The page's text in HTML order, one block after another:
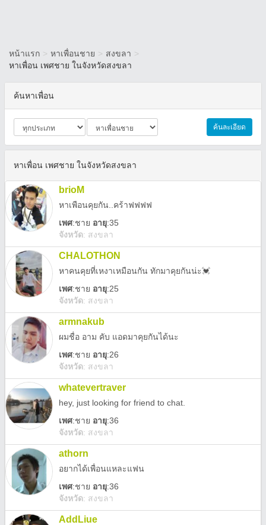
หน้าแรก > หาเพื่อนชาย > สงขลา >
หาเพื่อน เพศชาย ในจังหวัดสงขลา
ค้นหาเพื่อน
ค้นละเอียด
หาเพื่อน เพศชาย ในจังหวัดสงขลา
brioM
หาเพือนคุยกัน..คร้าฟฟฟฟ
เพศ:ชาย อายุ:35
จังหวัด: สงขลา
CHALOTHON
หาคนคุยที่เหงาเหมือนกัน ทักมาคุยกันน่ะ💓
เพศ:ชาย อายุ:25
จังหวัด: สงขลา
armnakub
ผมชื่อ อาม คับ แอดมาคุยกันได้นะ
เพศ:ชาย อายุ:26
จังหวัด: สงขลา
whatevertraver
hey, just looking for friend to chat.
เพศ:ชาย อายุ:36
จังหวัด: สงขลา
athorn
อยากได้เพื่อนแหละแฟน
เพศ:ชาย อายุ:36
จังหวัด: สงขลา
AddLiue